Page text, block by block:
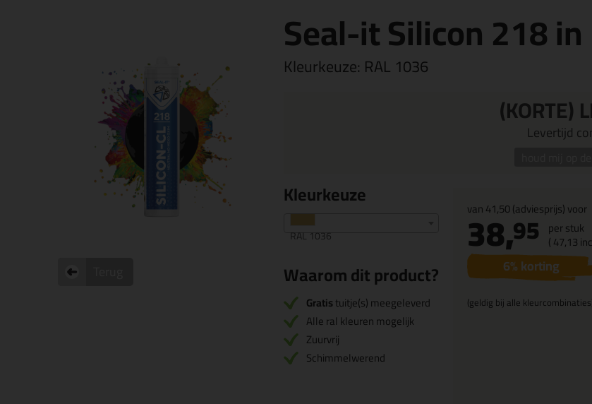
Seal-it Silicon 218
Kleurkeuze: RAL 1036
(KORTE)
Levertijd
Kleurkeuze
RAL 1036
Waarom dit product?
Gratistuitje(s) meegeleverd
Alle ral kleuren mogelijk
Zuurvrij
Schimmelwerend
van41,50(adviesprijs) voor
38,95 per stuk
(47,13
6% korting
(geldig bij alle